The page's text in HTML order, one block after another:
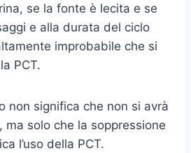
se la fonte è lecita e se
e alla durata del ciclo
improbabile che si
PCT.
non significa che non si avrà
ma solo che la soppressione
l’uso della PCT.